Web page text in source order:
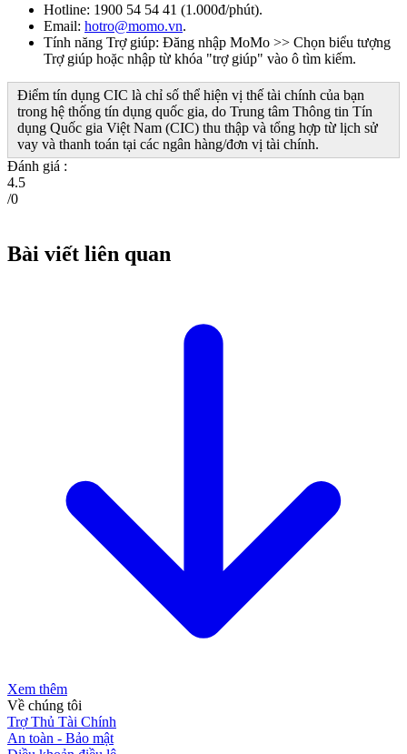
Hotline: 1900 54 54 41 (1.000đ/phút).
Email: hotro@momo.vn.
Tính năng Trợ giúp: Đăng nhập MoMo >> Chọn biểu tượng
Trợ giúp hoặc nhập từ khóa "trợ giúp" vào ô tìm kiếm.
Điểm tín dụng CIC là chỉ số thể hiện vị thế tài chính của bạn
trong hệ thống tín dụng quốc gia, do Trung tâm Thông tin Tín
dụng Quốc gia Việt Nam (CIC) thu thập và tổng hợp từ lịch sử
vay và thanh toán tại các ngân hàng/đơn vị tài chính.
Đánh giá :
4.5
/0
Bài viết liên quan
Xem thêm
Về chúng tôi
Trợ Thủ Tài Chính
An toàn - Bảo mật